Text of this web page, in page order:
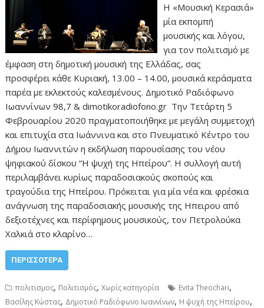
Η «Μουσική Κερασιά»
μία εκπομπή
μουσικής και λόγου,
για τον πολιτισμό με
έμφαση στη δημοτική μουσική της Ελλάδας, σας
προσφέρει κάθε Κυριακή, 13.00 – 14.00, μουσικά κεράσματα
παρέα με εκλεκτούς καλεσμένους. Δημοτικό Ραδιόφωνο
Ιωαννίνων 98,7 & dimotikoradiofono.gr Την Τετάρτη 5
Φεβρουαρίου 2020 πραγματοποιήθηκε με μεγάλη συμμετοχή
και επιτυχία στα Ιωάννινα και στο Πνευματικό Κέντρο του
Δήμου Ιωαννιτών η εκδήλωση παρουσίασης του νέου
ψηφιακού δίσκου “Η ψυχή της Ηπείρου“. Η συλλογή αυτή
περιλαμβάνει κυρίως παραδοσιακούς σκοπούς και
τραγούδια της Ηπείρου. Πρόκειται για μία νέα και φρέσκια
ανάγνωση της παραδοσιακής μουσικής της Ηπειρου από
δεξιοτέχνες και περίφημους μουσικούς, τον Πετρολούκα
Χαλκιά στο κλαρίνο…
ΠΕΡΙΣΣΌΤΕΡΑ
πολιτισμος, Πολιτισμός,Χωρίς κατηγορία Evita Theochari,
Βασίλης Κώστας, Δημοτικό Ραδιόφωνο Ιωαννίνων, Η ψυχή της Ηπείρου,